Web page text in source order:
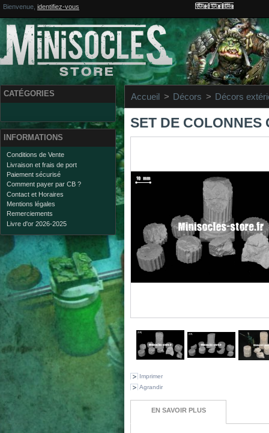
Bienvenue, identifiez-vous Votre compte
CATÉGORIES
INFORMATIONS
Conditions de Vente
Livraison et frais de port
Paiement sécurisé
Comment payer par CB ?
Contact et Horaires
Mentions légales
Remerciements
Livre d'or 2026-2025
Accueil > Décors > Décors
SET DE COLONNES
Imprimer
Agrandir
EN SAVOIR PLUS